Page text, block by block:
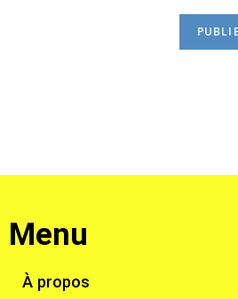
Menu
À propos